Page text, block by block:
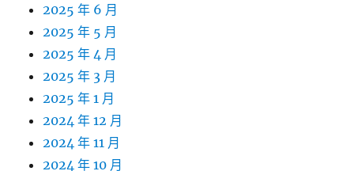
2025 年 6 月
2025 年 5 月
2025 年 4 月
2025 年 3 月
2025 年 1 月
2024 年 12 月
2024 年 11 月
2024 年 10 月